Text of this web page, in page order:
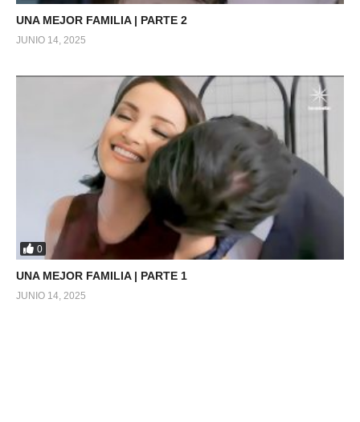
UNA MEJOR FAMILIA | PARTE 2
JUNIO 14, 2025
0
UNA MEJOR FAMILIA | PARTE 1
JUNIO 14, 2025